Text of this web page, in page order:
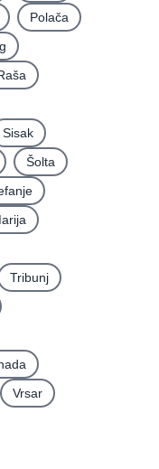
Polača
Sisak
Šolta
Tribunj
Vrsar